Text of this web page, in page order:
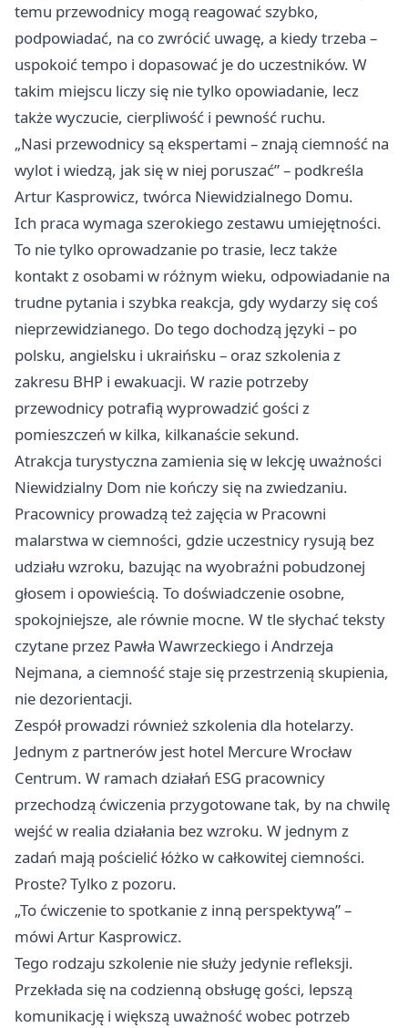
temu przewodnicy mogą reagować szybko,
podpowiadać, na co zwrócić uwagę, a kiedy trzeba –
uspokoić tempo i dopasować je do uczestników. W
takim miejscu liczy się nie tylko opowiadanie, lecz
także wyczucie, cierpliwość i pewność ruchu.
„Nasi przewodnicy są ekspertami – znają ciemność na
wylot i wiedzą, jak się w niej poruszać” – podkreśla
Artur Kasprowicz, twórca Niewidzialnego Domu.
Ich praca wymaga szerokiego zestawu umiejętności.
To nie tylko oprowadzanie po trasie, lecz także
kontakt z osobami w różnym wieku, odpowiadanie na
trudne pytania i szybka reakcja, gdy wydarzy się coś
nieprzewidzianego. Do tego dochodzą języki – po
polsku, angielsku i ukraińsku – oraz szkolenia z
zakresu BHP i ewakuacji. W razie potrzeby
przewodnicy potrafią wyprowadzić gości z
pomieszczeń w kilka, kilkanaście sekund.
Atrakcja turystyczna zamienia się w lekcję uważności
Niewidzialny Dom nie kończy się na zwiedzaniu.
Pracownicy prowadzą też zajęcia w Pracowni
malarstwa w ciemności, gdzie uczestnicy rysują bez
udziału wzroku, bazując na wyobraźni pobudzonej
głosem i opowieścią. To doświadczenie osobne,
spokojniejsze, ale równie mocne. W tle słychać teksty
czytane przez Pawła Wawrzeckiego i Andrzeja
Nejmana, a ciemność staje się przestrzenią skupienia,
nie dezorientacji.
Zespół prowadzi również szkolenia dla hotelarzy.
Jednym z partnerów jest hotel Mercure Wrocław
Centrum. W ramach działań ESG pracownicy
przechodzą ćwiczenia przygotowane tak, by na chwilę
wejść w realia działania bez wzroku. W jednym z
zadań mają pościelić łóżko w całkowitej ciemności.
Proste? Tylko z pozoru.
„To ćwiczenie to spotkanie z inną perspektywą” –
mówi Artur Kasprowicz.
Tego rodzaju szkolenie nie służy jedynie refleksji.
Przekłada się na codzienną obsługę gości, lepszą
komunikację i większą uważność wobec potrzeb